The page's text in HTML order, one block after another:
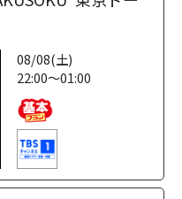
08/08(土)
22:00～01:00